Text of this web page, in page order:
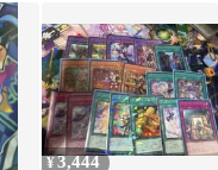
¥3,444